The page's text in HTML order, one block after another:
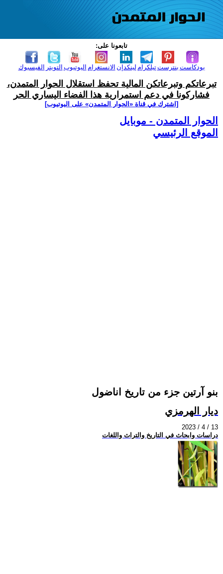
تابعونا على:
الفيسبوك التويتر اليوتيوب الانستغرام لينكدإن تيلكرامبنترست بودكاست
تبرعاتكم وتبرعاتكن المالية تحفظ استقلال الحوار المتمدن،
فشاركونا في دعم استمرارية هذا الفضاء اليساري الحر
[اشترك في قناة ‫«الحوار المتمدن» على اليوتيوب]
الحوار المتمدن - موبايل
الموقع الرئيسي
بنو آرتين جزء من تاريخ اناضول
ديار الهرمزي
2023 / 4 / 13
دراسات وابحاث في التاريخ والتراث واللغات